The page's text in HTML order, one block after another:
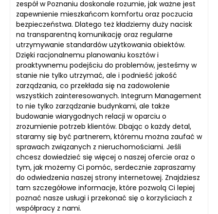
zespół w Poznaniu doskonale rozumie, jak ważne jest
zapewnienie mieszkańcom komfortu oraz poczucia
bezpieczeństwa. Dlatego też kładziemy duży nacisk
na transparentną komunikację oraz regularne
utrzymywanie standardów użytkowania obiektów.
Dzięki racjonalnemu planowaniu kosztów i
proaktywnemu podejściu do problemów, jesteśmy w
stanie nie tylko utrzymać, ale i podnieść jakość
zarządzania, co przekłada się na zadowolenie
wszystkich zainteresowanych. Integrum Management
to nie tylko zarządzanie budynkami, ale także
budowanie wiarygodnych relacji w oparciu o
zrozumienie potrzeb klientów. Dbając o każdy detal,
staramy się być partnerem, któremu można zaufać w
sprawach związanych z nieruchomościami. Jeśli
chcesz dowiedzieć się więcej o naszej ofercie oraz o
tym, jak możemy Ci pomóc, serdecznie zapraszamy
do odwiedzenia naszej strony internetowej. Znajdziesz
tam szczegółowe informacje, które pozwolą Ci lepiej
poznać nasze usługi i przekonać się o korzyściach z
współpracy z nami.